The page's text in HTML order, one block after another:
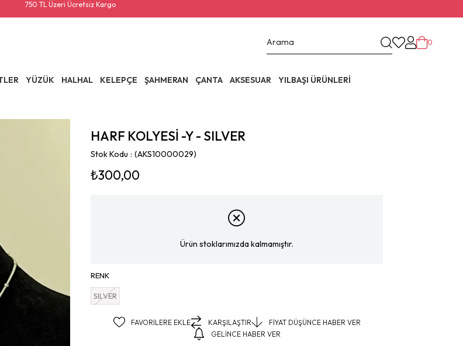
750 TL Üzeri Ücretsiz Kargo
0
YÜZÜK HALHAL KELEPÇE ŞAHMERAN ÇANTA AKSESUAR YILBAŞI ÜRÜNLERİ
HARF KOLYESİ -Y - SILVER
Stok Kodu (AKS10000029)
₺300,00
Ürün stoklarımızda kalmamıştır.
RENK
SILVER
FAVORILERE EKLE KARŞILAŞTIR
FIYAT DÜŞÜNCE HABER VER
GELINCE HABER VER